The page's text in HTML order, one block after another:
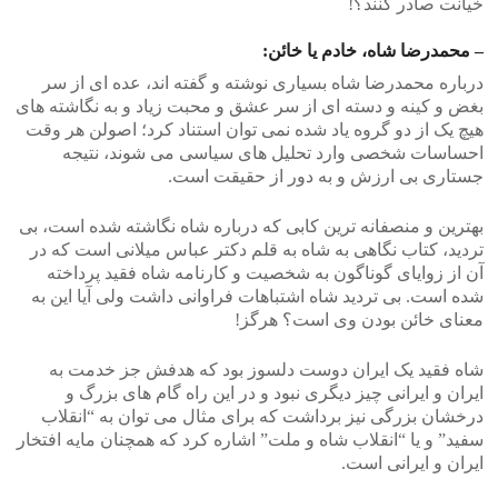
– محمدرضا شاه، خادم یا خائن:
درباره محمدرضا شاه بسیاری نوشته و گفته اند، عده ای از سر
بغض و کینه و دسته ای از سر عشق و محبت زیاد و به نگاشته های
هیچ یک از دو گروه یاد شده نمی توان استناد کرد؛ اصولن هر وقت
احساسات شخصی وارد تحلیل های سیاسی می شوند، نتیجه
جستاری بی ارزش و به دور از حقیقت است.
بهترین و منصفانه ترین کابی که درباره شاه نگاشته شده است، بی
تردید، کتاب نگاهی به شاه به قلم دکتر عباس میلانی است که در
آن از زوایای گوناگون به شخصیت و کارنامه شاه فقید پرداخته
شده است. بی تردید شاه اشتباهات فراوانی داشت ولی آیا این به
معنای خائن بودن وی است؟ هرگز!
شاه فقید یک ایران دوست دلسوز بود که هدفش جز خدمت به
ایران و ایرانی چیز دیگری نبود و در این راه گام های بزرگ و
درخشان بزرگی نیز برداشت که برای مثال می توان به “انقلاب
سفید” و یا “انقلاب شاه و ملت” اشاره کرد که همچنان مایه افتخار
ایران و ایرانی است.